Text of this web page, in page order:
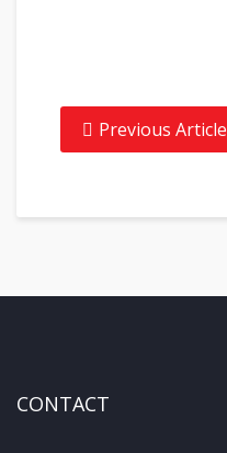
Previous Article
CONTACT